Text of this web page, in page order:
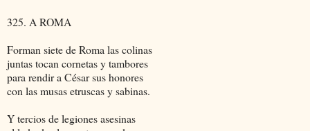
325. A ROMA
Forman siete de Roma las colinas
juntas tocan cornetas y tambores
para rendir a César sus honores
con las musas etruscas y sabinas.
Y tercios de legiones asesinas